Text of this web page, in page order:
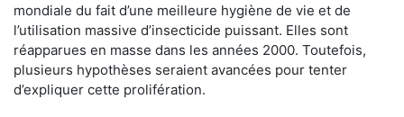
mondiale du fait d’une meilleure hygiène de vie et de
l’utilisation massive d’insecticide puissant. Elles sont
réapparues en masse dans les années 2000. Toutefois,
plusieurs hypothèses seraient avancées pour tenter
d’expliquer cette prolifération.